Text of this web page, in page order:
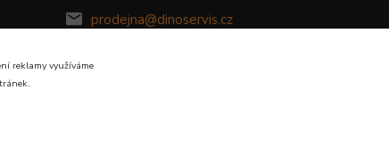
prodejna@dinoservis.cz
reklamy využíváme